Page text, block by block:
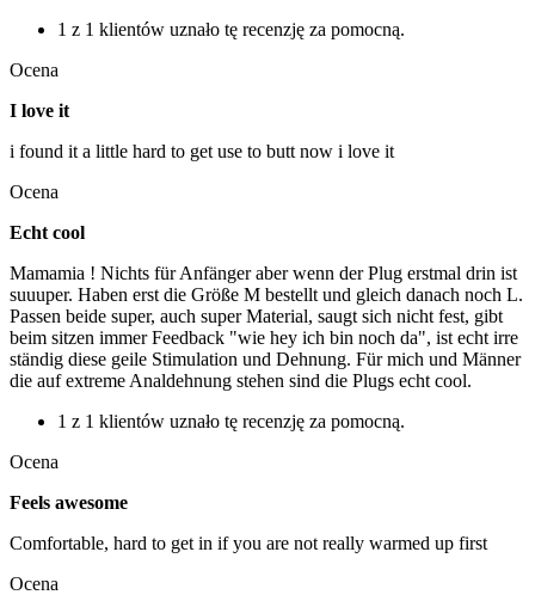
1 z 1 klientów uznało tę recenzję za pomocną.
Ocena
I love it
i found it a little hard to get use to butt now i love it
Ocena
Echt cool
Mamamia ! Nichts für Anfänger aber wenn der Plug erstmal drin ist
suuuper. Haben erst die Größe M bestellt und gleich danach noch L.
Passen beide super, auch super Material, saugt sich nicht fest, gibt
beim sitzen immer Feedback "wie hey ich bin noch da", ist echt irre
ständig diese geile Stimulation und Dehnung. Für mich und Männer
die auf extreme Analdehnung stehen sind die Plugs echt cool.
1 z 1 klientów uznało tę recenzję za pomocną.
Ocena
Feels awesome
Comfortable, hard to get in if you are not really warmed up first
Ocena